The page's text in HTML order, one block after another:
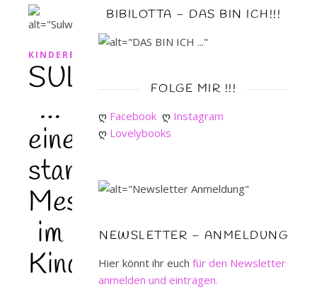
KINDERBUCH
SULWE
…
eine
starke
Message
im
Kinderbuch
BIBILOTTA – DAS BIN ICH!!!
FOLGE MIR !!!
ღ Facebook ღ Instagram
ღ Lovelybooks
NEWSLETTER – ANMELDUNG
Hier könnt ihr euch für den Newsletter
anmelden und eintragen.